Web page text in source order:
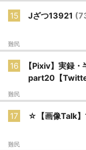
15 Jざつ13921
難民
16
【Pixiv】実録
part20【
難民
17 ☆【画像Talk
難民